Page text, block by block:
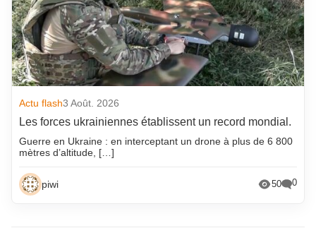
Actu flash3 Août. 2026
Les forces ukrainiennes établissent un record mondial.
Guerre en Ukraine : en interceptant un drone à plus de 6 800
mètres d’altitude, […]
piwi 50 0